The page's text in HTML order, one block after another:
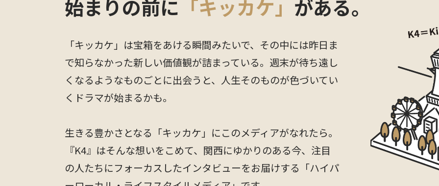
始まりの前に 「キッカケ」 がある。
「キッカケ」は宝箱をあける瞬間みたいで、その中には昨日ま
で知らなかった新しい価値観が詰まっている。週末が待ち遠し
くなるようなものごとに出会うと、人生そのものが色づいてい
くドラマが始まるかも。
生きる豊かさとなる「キッカケ」にこのメディアがなれたら。
『K4』はそんな想いをこめて、関西にゆかりのある今、注目
の人たちにフォーカスしたインタビューをお届けする「ハイパ